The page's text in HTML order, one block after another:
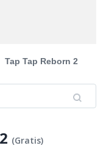
Tap Tap Reborn 2
(Gratis)